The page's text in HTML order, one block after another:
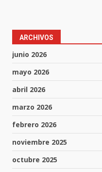
ARCHIVOS
junio 2026
mayo 2026
abril 2026
marzo 2026
febrero 2026
noviembre 2025
octubre 2025